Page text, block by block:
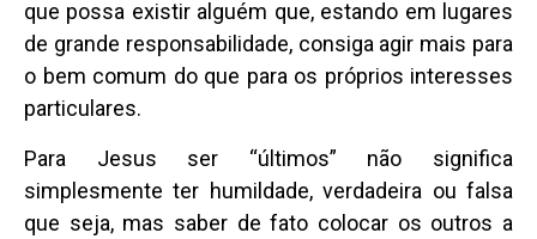
que possa existir alguém que, estando em lugares
de grande responsabilidade, consiga agir mais para
o bem comum do que para os próprios interesses
particulares.
Para Jesus ser “últimos” não significa
simplesmente ter humildade, verdadeira ou falsa
que seja, mas saber de fato colocar os outros a